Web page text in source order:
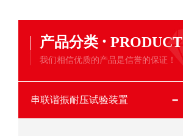
产品分类 · PRODUCT
我们相信优质的产品是信誉的保证！
串联谐振耐压试验装置